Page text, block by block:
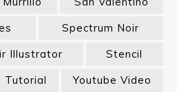
Spectrum Noir
Illustrator
Stencil
Tutorial
Youtube Video